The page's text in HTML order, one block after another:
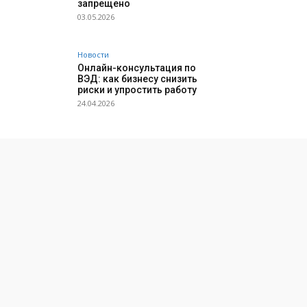
запрещено
03.05.2026
Новости
Онлайн-консультация по
ВЭД: как бизнесу снизить
риски и упростить работу
24.04.2026